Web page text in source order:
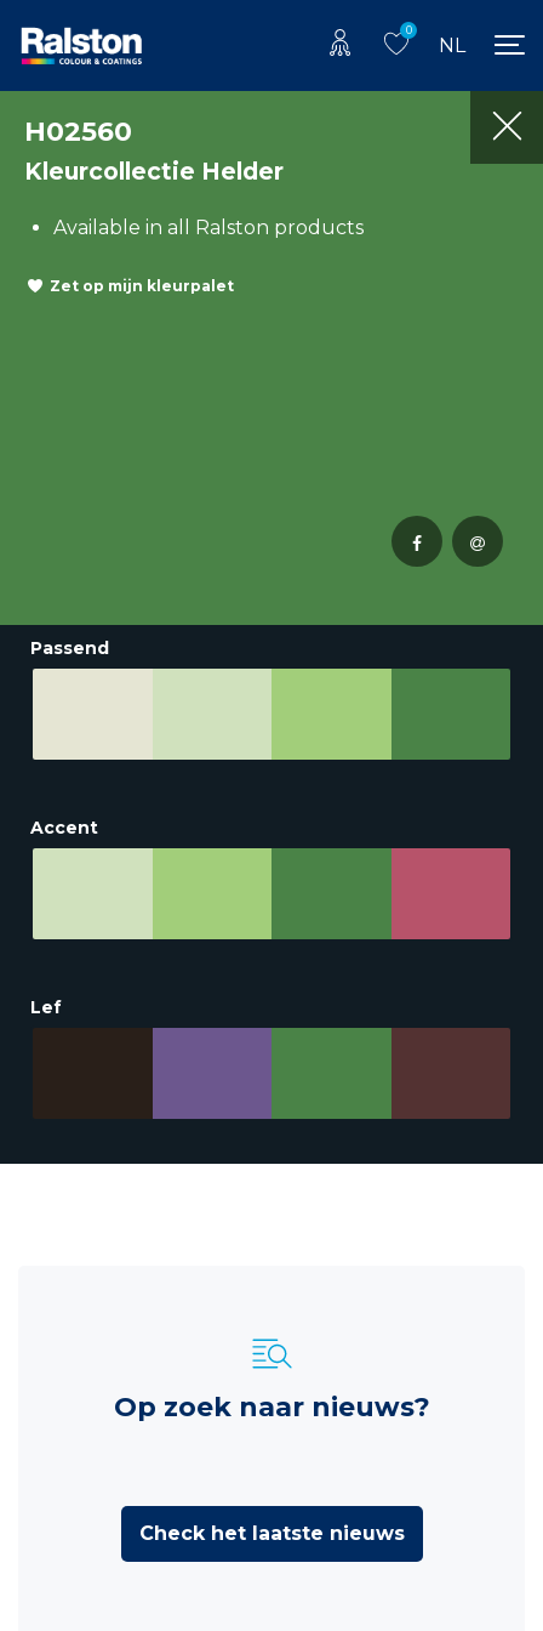
0
NL
H02560
Kleurcollectie Helder
Available in all Ralston products
Zet op mijn kleurpalet
Passend
Accent
Lef
Op zoek naar nieuws?
Check het laatste nieuws